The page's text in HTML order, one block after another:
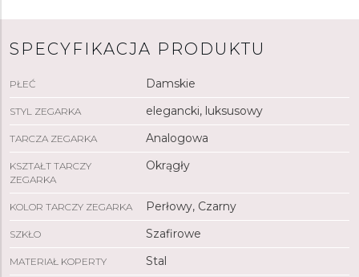
SPECYFIKACJA PRODUKTU
PŁEĆ Damskie
STYL ZEGARKA elegancki, luksusowy
TARCZA ZEGARKA Analogowa
KSZTAŁT TARCZY
ZEGARKA
Okrągły
KOLOR TARCZY ZEGARKA Perłowy, Czarny
SZKŁO Szafirowe
MATERIAŁ KOPERTY Stal